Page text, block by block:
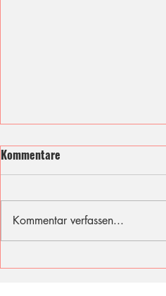
Ich fühle mit den Opfern des
Kommentare
Kommentar verfassen...